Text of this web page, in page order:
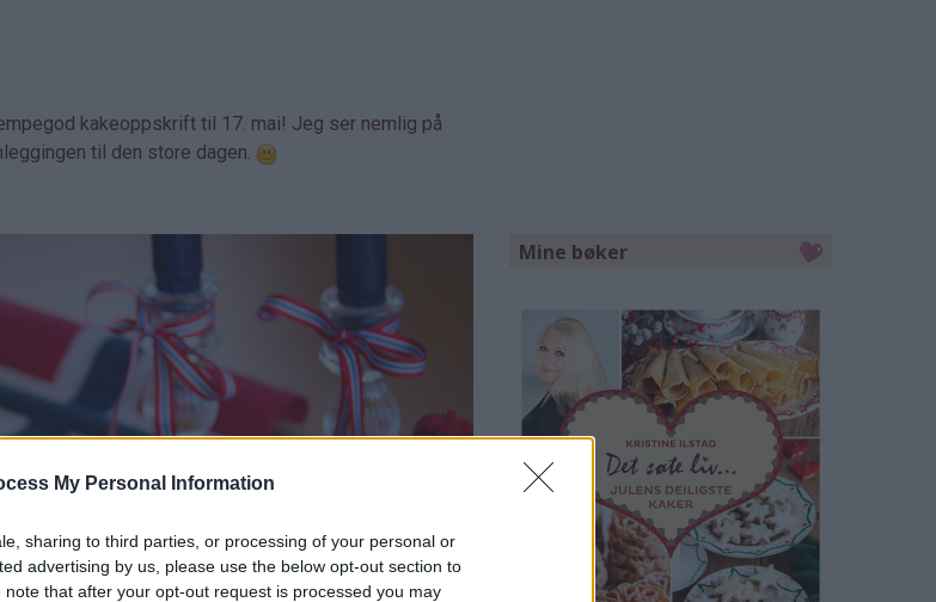
My Personal Information
sharing to third parties, or processing of your personal or
advertising by us, please use the below opt-out section to
that after your opt-out request is processed you may
kakeoppskrift til 17. mai! Jeg ser nemlig på
til den store dagen.
Mine bøker